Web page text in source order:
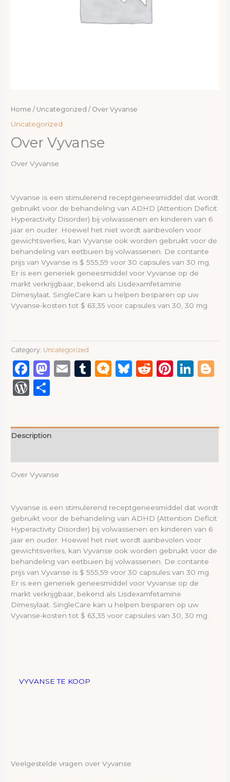
Home / Uncategorized / Over Vyvanse
Uncategorized
Over Vyvanse
Over Vyvanse
Vyvanse is een stimulerend receptgeneesmiddel dat wordt
gebruikt voor de behandeling van ADHD (Attention Deficit
Hyperactivity Disorder) bij volwassenen en kinderen van 6
jaar en ouder. Hoewel het niet wordt aanbevolen voor
gewichtsverlies, kan Vyvanse ook worden gebruikt voor de
behandeling van eetbuien bij volwassenen. De contante
prijs van Vyvanse is $ 555,59 voor 30 capsules van 30 mg.
Er is een generiek geneesmiddel voor Vyvanse op de
markt verkrijgbaar, bekend als Lisdexamfetamine
Dimesylaat. SingleCare kan u helpen besparen op uw
Vyvanse-kosten tot $ 63,35 voor capsules van 30, 30 mg.
Category: Uncategorized
Facebook
Mastodon
EmailTumblr
Micro.blog
Bluesky
Reddit
WordPress
Description
Over Vyvanse
Vyvanse is een stimulerend receptgeneesmiddel dat wordt
gebruikt voor de behandeling van ADHD (Attention Deficit
Hyperactivity Disorder) bij volwassenen en kinderen van 6
jaar en ouder. Hoewel het niet wordt aanbevolen voor
gewichtsverlies, kan Vyvanse ook worden gebruikt voor de
behandeling van eetbuien bij volwassenen. De contante
prijs van Vyvanse is $ 555,59 voor 30 capsules van 30 mg.
Er is een generiek geneesmiddel voor Vyvanse op de
markt verkrijgbaar, bekend als Lisdexamfetamine
Dimesylaat. SingleCare kan u helpen besparen op uw
Vyvanse-kosten tot $ 63,35 voor capsules van 30, 30 mg.
VYVANSE TE KOOP
Veelgestelde vragen over Vyvanse